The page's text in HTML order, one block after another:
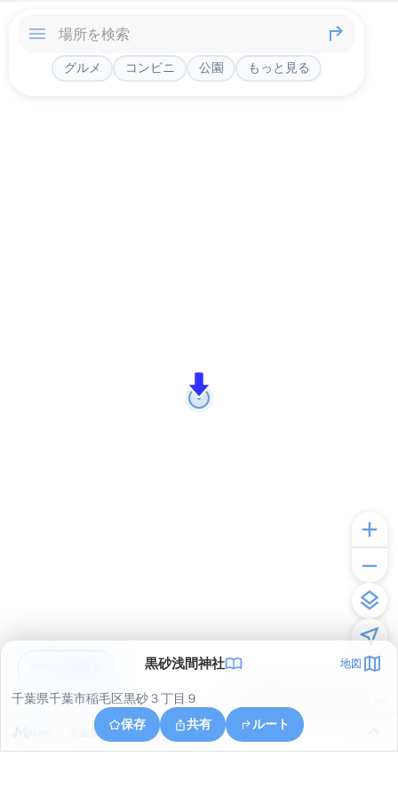
グルメ コンビニ 公園 もっと見る
黒砂浅間神社 地図
千葉県千葉市稲毛区黒砂３丁目９
保存
共有 ルート
千葉県千葉市花見川区畑町